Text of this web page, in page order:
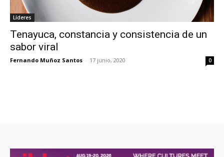
Líderes
Tenayuca, constancia y consistencia de un
sabor viral
Fernando Muñoz Santos - 17 junio, 2020 0